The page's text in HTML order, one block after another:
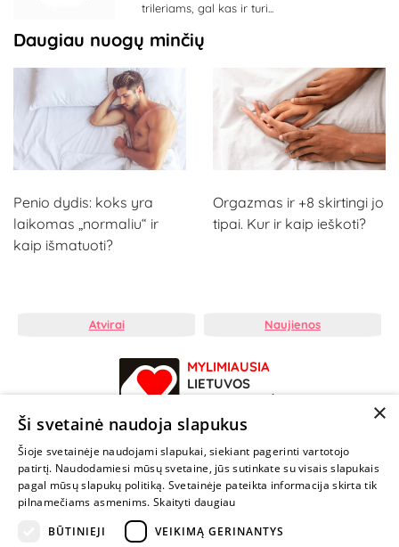
trileriams, gal kas ir turi...
Daugiau nuogų minčių
Penio dydis: koks yra
laikomas „normaliu“ ir
kaip išmatuoti?
Orgazmas ir +8 skirtingi jo
tipai. Kur ir kaip ieškoti?
Atvirai Naujienos
MYLIMIAUSIA
LIETUVOS
ELEKTRONINĖ
PARDUOTUVĖ
NENUSTOK
ŽAISTI
+370 600 84088
×
Ši svetainė naudoja slapukus
Šioje svetainėje naudojami slapukai, siekiant pagerinti vartotojo
patirtį. Naudodamiesi mūsų svetaine, jūs sutinkate su visais slapukais
pagal mūsų slapukų politiką. Svetainėje pateikta informacija skirta tik
pilnamečiams asmenims. Skaityti daugiau
BŪTINIEJI
VEIKIMĄ GERINANTYS